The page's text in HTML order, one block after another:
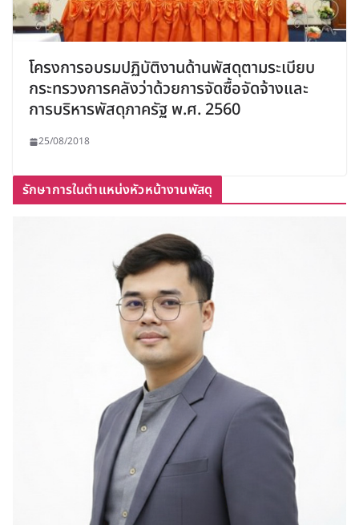
โครงการอบรมปฏิบัติงานด้านพัสดุตามระเบียบ
กระทรวงการคลังว่าด้วยการจัดซื้อจัดจ้างและ
การบริหารพัสดุภาครัฐ พ.ศ. 2560
25/08/2018
รักษาการในตำแหน่งหัวหน้างานพัสดุ